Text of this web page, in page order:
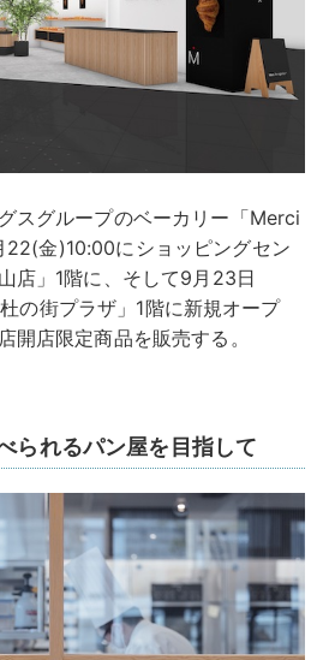
スグループのベーカリー「Merci
金)10:00にショッピングセン
店」1階に、そして9月23日
の街プラザ」1階に新規オープ
開店限定商品を販売する。
られるパン屋を目指して